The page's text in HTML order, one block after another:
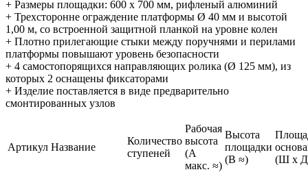
+ Размеры площадки: 600 х 700 мм, рифленый алюминий
+ Трехсторонне ограждение платформы Ø 40 мм и высотой
1,00 м, со встроенной защитной планкой на уровне колен
+ Плотно прилегающие стыки между поручнями и перилами
платформы повышают уровень безопасности
+ 4 самостопорящихся направляющих ролика (Ø 125 мм), из
которых 2 оснащены фиксаторами
+ Изделие поставляется в виде предварительно
смонтированных узлов
Артикул Название
Количество
ступеней
Рабочая
высота
(A
макс. ≈)
Высота
площадки
(B ≈)
(Ш x